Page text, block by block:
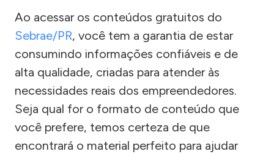
Ao acessar os conteúdos gratuitos do
Sebrae/PR, você tem a garantia de estar
consumindo informações confiáveis e de
alta qualidade, criadas para atender às
necessidades reais dos empreendedores.
Seja qual for o formato de conteúdo que
você prefere, temos certeza de que
encontrará o material perfeito para ajudar